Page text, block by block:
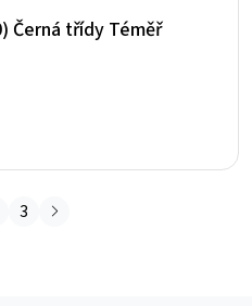
Černá třídy Téměř
3